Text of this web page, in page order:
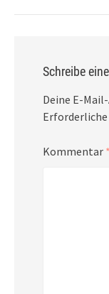
Schreibe
Deine E-
Kommentar *